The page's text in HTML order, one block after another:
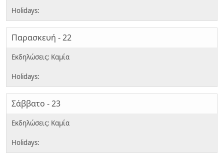
Παρασκευή - 22
Σάββατο - 23